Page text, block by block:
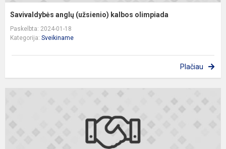
Savivaldybės anglų (užsienio) kalbos olimpiada
Paskelbta: 2024-01-18
Kategorija: Sveikiname
Plačiau